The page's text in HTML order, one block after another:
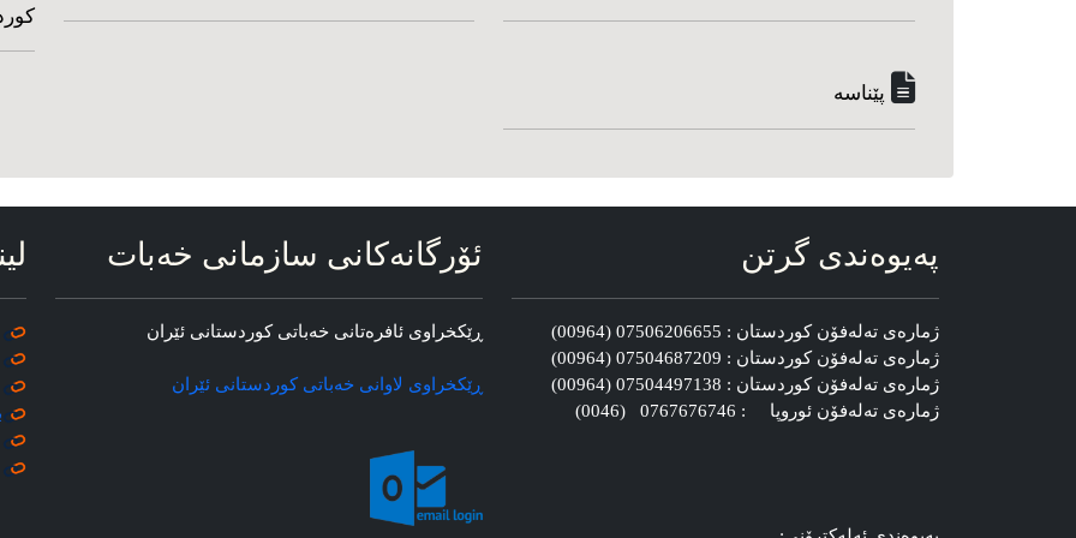
پێناسه‌
په‌یوه‌ندی گرتن
ژماره‌ی ته‌له‌فۆن کوردستان : 07506206655 (00964)
ژماره‌ی ته‌له‌فۆن کوردستان : 07504687209 (00964)
ژماره‌ی ته‌له‌فۆن کوردستان : 07504497138 (00964)
ژماره‌ی ته‌له‌فۆن ئوروپا : 0767676746 (0046)
ئۆرگانه‌کانی سازمانی خه‌بات
ڕێکخراوی ئافره‌تانی خه‌باتی کوردستانی ئێران
ڕێکخراوی لاوانی خه‌باتی کوردستانی ئێران